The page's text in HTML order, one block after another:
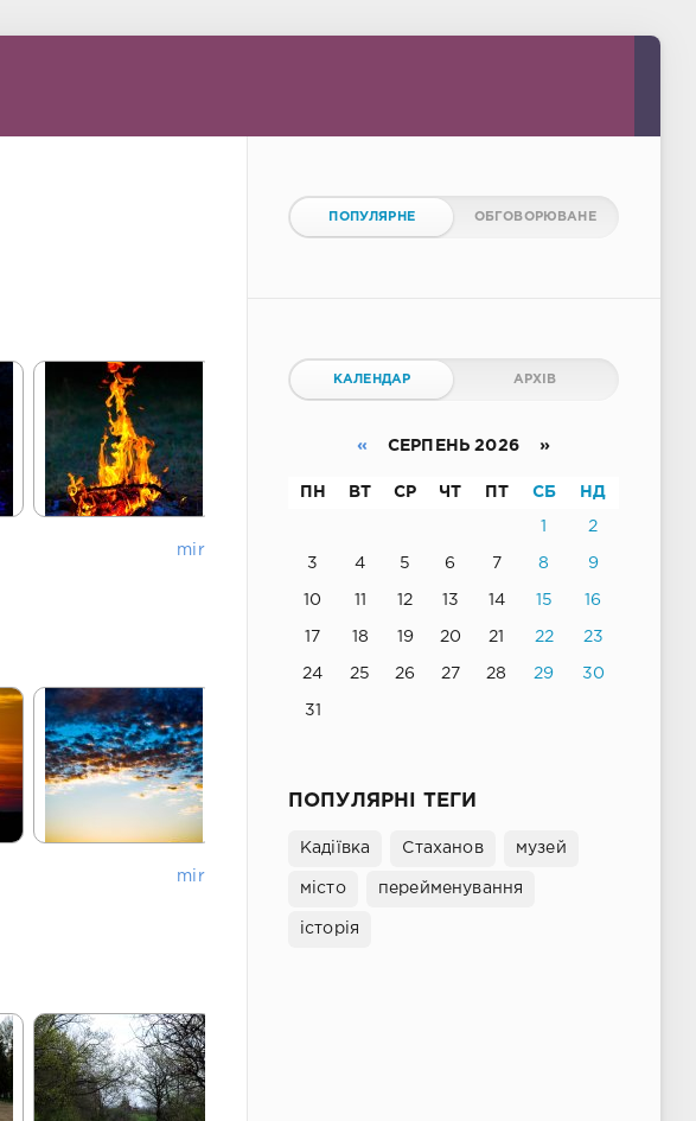
mir
mir
ПОПУЛЯРНЕ ОБГОВОРЮВАНЕ
КАЛЕНДАР АРХІВ
« СЕРПЕНЬ 2026 »
ПН ВТ СР ЧТ ПТ СБ НД
1 2
3 4 5 6 7 8 9
10 11 12 13 14 15 16
17 18 19 20 21 22 23
24 25 26 27 28 29 30
31
ПОПУЛЯРНІ ТЕГИ
Кадіївка Стаханов музей
місто перейменування
історія